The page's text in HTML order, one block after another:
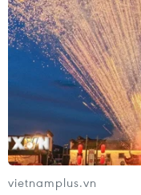
#marathon quốc tế
#manulife đà nẵng
TP. Đà Nẵng
vietnamplus.vn